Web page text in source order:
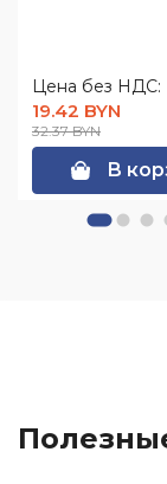
Цена без НДС:
19.42 BYN
32.37 BYN
В